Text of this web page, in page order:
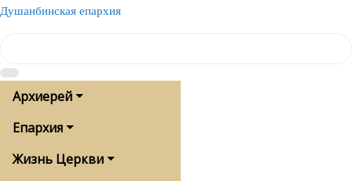
Душанбинская епархия
Архиерей
Епархия
Жизнь Церкви